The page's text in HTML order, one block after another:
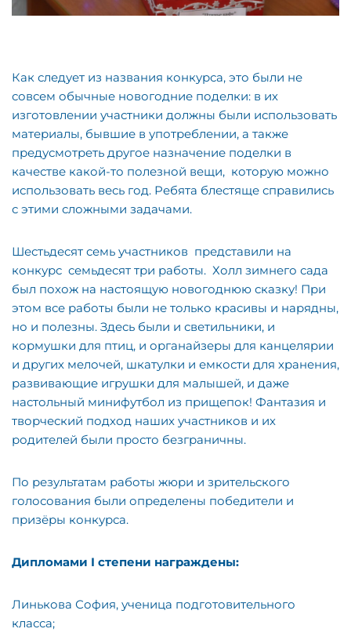
Как следует из названия конкурса, это были не
совсем обычные новогодние поделки: в их
изготовлении участники должны были использовать
материалы, бывшие в употреблении, а также
предусмотреть другое назначение поделки в
качестве какой-то полезной вещи, которую можно
использовать весь год. Ребята блестяще справились
с этими сложными задачами.
Шестьдесят семь участников представили на
конкурс семьдесят три работы. Холл зимнего сада
был похож на настоящую новогоднюю сказку! При
этом все работы были не только красивы и нарядны,
но и полезны. Здесь были и светильники, и
кормушки для птиц, и органайзеры для канцелярии
и других мелочей, шкатулки и емкости для хранения,
развивающие игрушки для малышей, и даже
настольный минифутбол из прищепок! Фантазия и
творческий подход наших участников и их
родителей были просто безграничны.
По результатам работы жюри и зрительского
голосования были определены победители и
призёры конкурса.
Дипломами I степени награждены:
Линькова София, ученица подготовительного
класса;